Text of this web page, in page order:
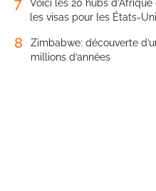
Voici les 20 hubs
les visas pour les États-
8
Zimbabwe: découverte
millions d’années